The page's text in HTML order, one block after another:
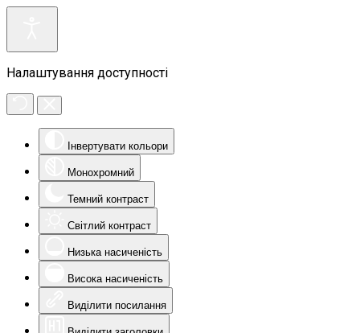
Налаштування доступності
Інвертувати кольори
Монохромний
Темний контраст
Світлий контраст
Низька насиченість
Висока насиченість
Виділити посилання